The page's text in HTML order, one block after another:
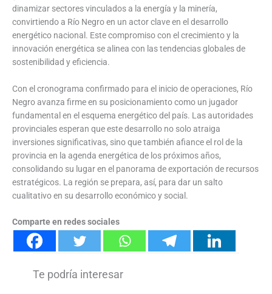
dinamizar sectores vinculados a la energía y la minería,
convirtiendo a Río Negro en un actor clave en el desarrollo
energético nacional. Este compromiso con el crecimiento y la
innovación energética se alinea con las tendencias globales de
sostenibilidad y eficiencia.
Con el cronograma confirmado para el inicio de operaciones, Río
Negro avanza firme en su posicionamiento como un jugador
fundamental en el esquema energético del país. Las autoridades
provinciales esperan que este desarrollo no solo atraiga
inversiones significativas, sino que también afiance el rol de la
provincia en la agenda energética de los próximos años,
consolidando su lugar en el panorama de exportación de recursos
estratégicos. La región se prepara, así, para dar un salto
cualitativo en su desarrollo económico y social.
Comparte en redes sociales